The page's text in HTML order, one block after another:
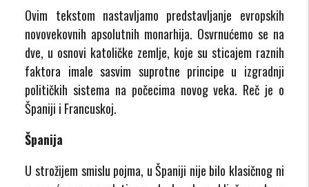
Ovim tekstom nastavljamo predstavljanje evropskih
novovekovnih apsolutnih monarhija. Osvrnućemo se na
dve, u osnovi katoličke zemlje, koje su sticajem raznih
faktora imale sasvim suprotne principe u izgradnji
političkih sistema na počecima novog veka. Reč je o
Španiji i Francuskoj.
Španija
U strožijem smislu pojma, u Španiji nije bilo klasičnog ni